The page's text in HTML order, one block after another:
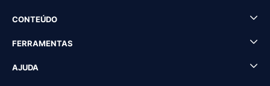
CONTEÚDO
FERRAMENTAS
AJUDA